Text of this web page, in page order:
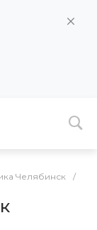
Челябинск /